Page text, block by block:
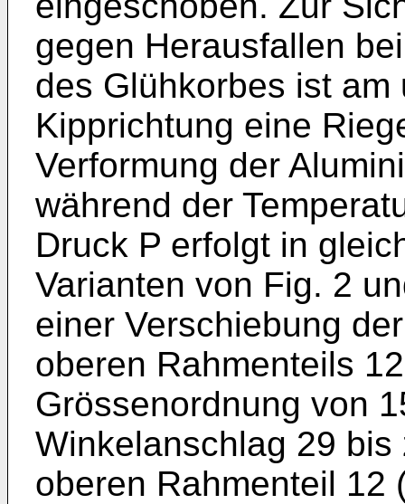
gegen Herausfallen
des Glühkorbes ist
Kipprichtung eine
Verformung der
während der
Druck P erfolgt in
Varianten von Fig. 2
einer Verschiebung
oberen Rahmenteils
Grössenordnung von
Winkelanschlag 29
oberen Rahmenteil 12